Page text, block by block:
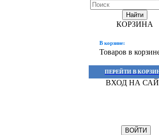
Найти
КОРЗИНА
В корзине:
Товаров в
ПЕРЕЙТИ В
ВХОД НА